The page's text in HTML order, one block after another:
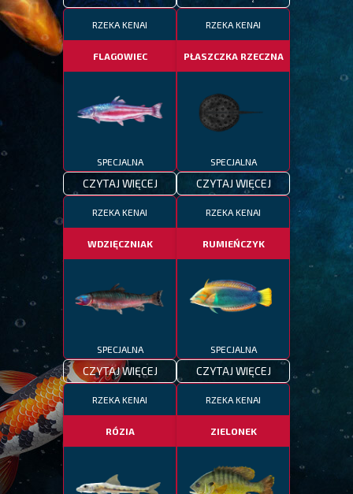
RZEKA KENAI
FLAGOWIEC
SPECJALNA
CZYTAJ WIĘCEJ
RZEKA KENAI
PŁASZCZKA RZECZNA
SPECJALNA
CZYTAJ WIĘCEJ
RZEKA KENAI
WDZIĘCZNIAK
SPECJALNA
CZYTAJ WIĘCEJ
RZEKA KENAI
RUMIEŃCZYK
SPECJALNA
CZYTAJ WIĘCEJ
RZEKA KENAI
RÓZIA
RZEKA KENAI
ZIELONEK